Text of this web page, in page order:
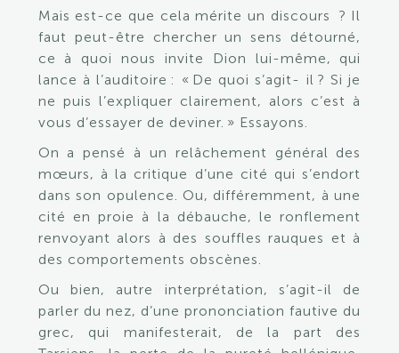
Mais est-ce que cela mérite un discours ? Il
faut peut-être chercher un sens détourné,
ce à quoi nous invite Dion lui-même, qui
lance à l’auditoire : « De quoi s’agit- il ? Si je
ne puis l’expliquer clairement, alors c’est à
vous d’essayer de deviner. » Essayons.
On a pensé à un relâchement général des
mœurs, à la critique d’une cité qui s’endort
dans son opulence. Ou, différemment, à une
cité en proie à la débauche, le ronflement
renvoyant alors à des souffles rauques et à
des comportements obscènes.
Ou bien, autre interprétation, s’agit-il de
parler du nez, d’une prononciation fautive du
grec, qui manifesterait, de la part des